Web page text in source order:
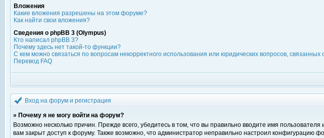
Вложения
Какие вложения разрешены на этом форуме?
Как найти свои вложения?
Сведения о phpBB 3 (Olympus)
Кто написал phpBB 3?
Почему здесь нет такой-то функции?
С кем можно связаться по вопросам некорректного использования или юридических вопросов,
Перевод FAQ
Вход на форум и регистрация
» Почему я не могу войти на форум?
Возможно несколько причин. Прежде всего, убедитесь в том, что вы правильно вводите имя
вам закрыт доступ к форуму. Также возможно, что администратор неправильно настроил конфигурацию